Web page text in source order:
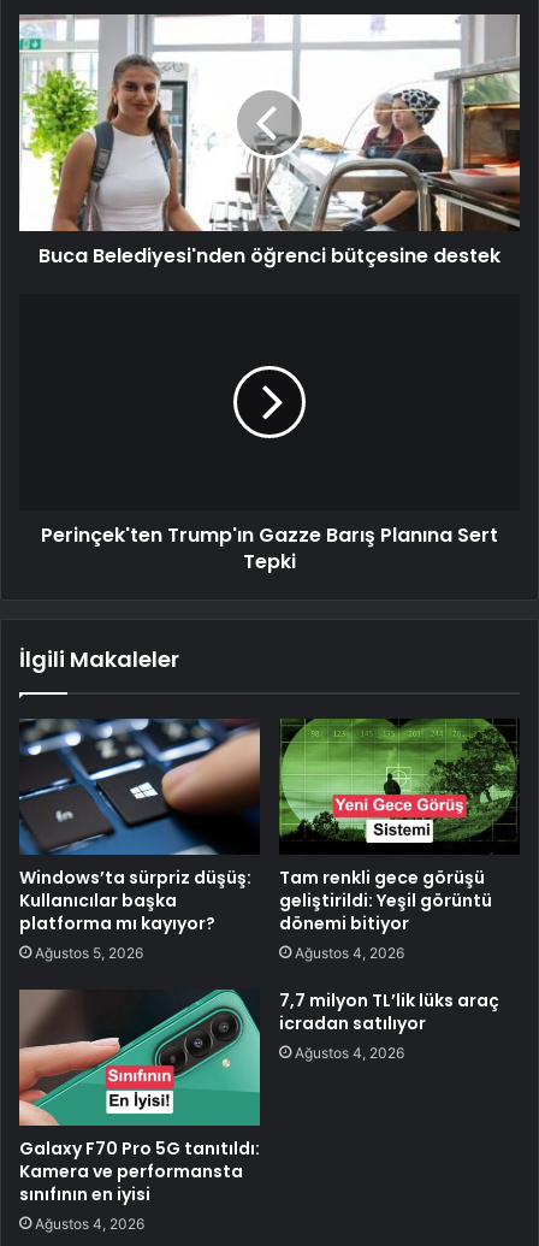
Buca Belediyesi'nden öğrenci bütçesine destek
Perinçek'ten Trump'ın Gazze Barış Planına Sert
Tepki
İlgili Makaleler
Windows’ta sürpriz düşüş:
Kullanıcılar başka
platforma mı kayıyor?
Ağustos 5, 2026
Tam renkli gece görüşü
geliştirildi: Yeşil görüntü
dönemi bitiyor
Ağustos 4, 2026
Galaxy F70 Pro 5G tanıtıldı:
Kamera ve performansta
sınıfının en iyisi
Ağustos 4, 2026
7,7 milyon TL’lik lüks araç
icradan satılıyor
Ağustos 4, 2026